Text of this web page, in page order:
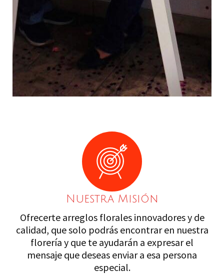
Nuestra Misión
Ofrecerte arreglos florales innovadores y de
calidad, que solo podrás encontrar en nuestra
florería y que te ayudarán a expresar el
mensaje que deseas enviar a esa persona
especial.